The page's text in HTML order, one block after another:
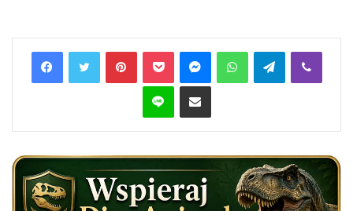
PinterestPocket MessengerWhatsAppTelegramViber
Line Share via Email